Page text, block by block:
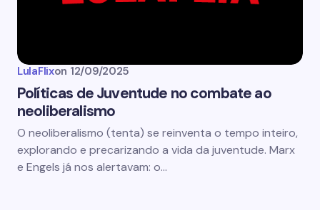
LulaFlixon 12/09/2025
Políticas de Juventude no combate ao
neoliberalismo
O neoliberalismo (tenta) se reinventa o tempo inteiro,
explorando e precarizando a vida da juventude. Marx
e Engels já nos alertavam: o…